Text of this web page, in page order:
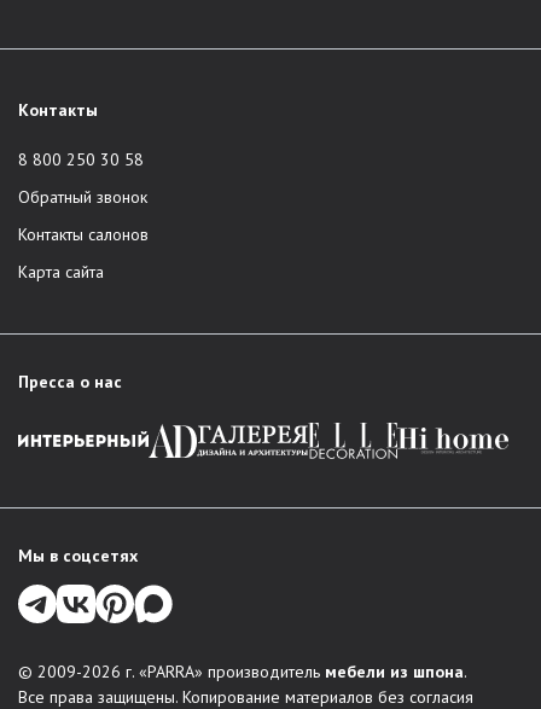
Контакты
8 800 250 30 58
Обратный звонок
Контакты салонов
Карта сайта
Пресса о нас
Мы в соцсетях
© 2009-2026 г. «PARRA» производитель мебели из шпона.
Все права защищены. Копирование материалов без согласия